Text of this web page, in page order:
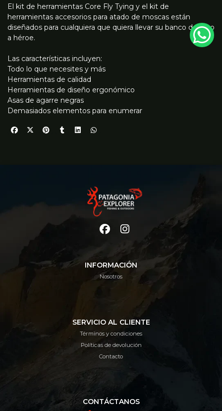
El kit de herramientas Core Fly Tying y el kit de
herramientas accesorios para atado de moscas están
diseñados para cualquiera que quiera llevar su banco de cero
a héroe.
Las características incluyen:
Todo lo que necesites y más
Herramientas de calidad
Herramientas de diseño ergonómico
Asas de agarre negras
Demasiados elementos para enumerar
INFORMACIÓN
Nosotros
SERVICIO AL CLIENTE
Términos y condiciones
Políticas de devolución
Contacto
CONTÁCTANOS